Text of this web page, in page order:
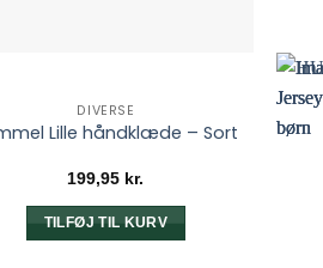
DIVERSE
Lille håndklæde – Sort
199,95 kr.
TILFØJ TIL KURV